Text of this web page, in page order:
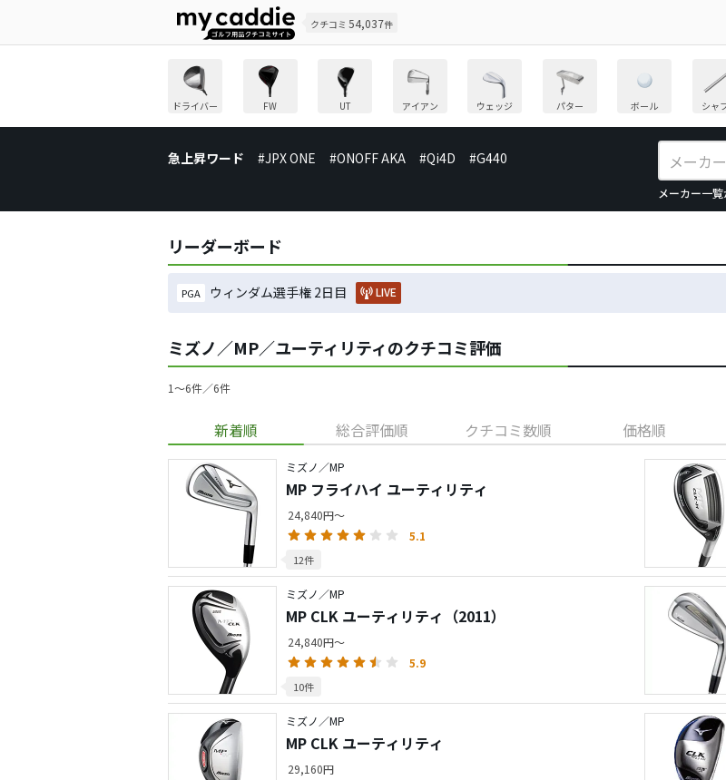
クチコミ 54,037件
ドライバー FW UT アイアン ウェッジ パター ボール シャ
急上昇ワード #JPX ONE #ONOFF AKA #Qi4D #G440
メーカー一
リーダーボード
PGA ウィンダム選手権 2日目 LIVE
ミズノ／MP／ユーティリティのクチコミ評価
1〜6件／6件
新着順 総合評価順 クチコミ数順 価格順
ミズノ／MP
MP フライハイ ユーティリティ
24,840円～
5.1
12件
ミズノ／MP
MP CLK ユーティリティ（2011）
24,840円～
5.9
10件
ミズノ／MP
MP CLK ユーティリティ
29,160円